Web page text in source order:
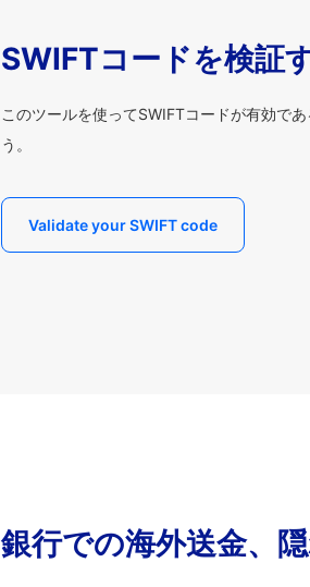
SWIFTコードを検証
このツールを使ってSWIFTコードが有効で
う。
Validate your SWIFT code
銀行での海外送金、